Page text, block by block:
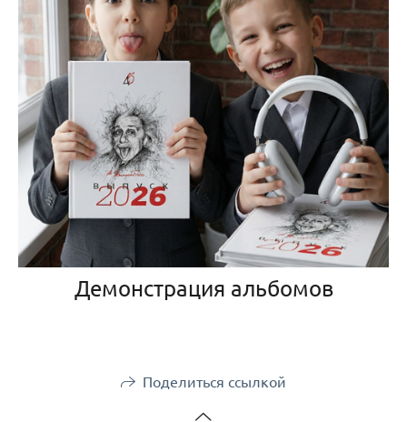
Демонстрация альбомов
Поделиться ссылкой